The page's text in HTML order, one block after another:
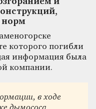
норм
которого погибли
информация была
компании.
в ходе